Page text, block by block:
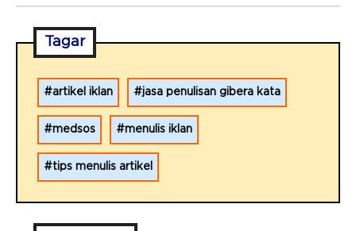
Tagar
artikel iklan jasa penulisan gibera kata
medsos menulis iklan
tips menulis artikel